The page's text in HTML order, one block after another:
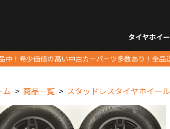
タイヤホイ
中！希少価値の高い中古カーパーツ多数あり！全品
ム 商品一覧 スタッドレスタイヤホイー